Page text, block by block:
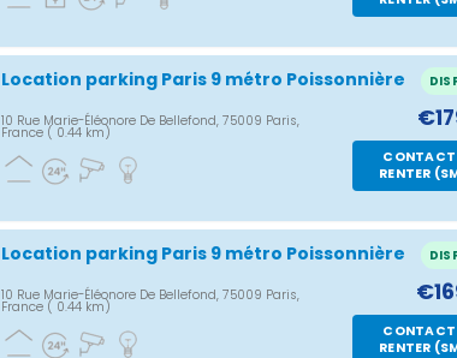
Location parking Paris 9 métro Poissonnière
10 Rue Marie-Éléonore De Bellefond, 75009 Paris,
France ( 0.44 km)
CONTACT
RENTER
Location parking Paris 9 métro Poissonnière
10 Rue Marie-Éléonore De Bellefond, 75009 Paris,
France ( 0.44 km)
CONTACT
RENTER